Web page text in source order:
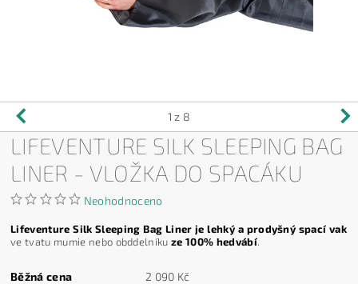
1 z 8
LIFEVENTURE SILK SLEEPING BAG
LINER - VLOŽKA DO SPACÁKU
Neohodnoceno
Lifeventure Silk Sleeping Bag Liner je lehký a prodyšný spací vak
ve tvatu mumie nebo obddelníkuze 100% hedvábí.
Běžná cena
2 090 Kč